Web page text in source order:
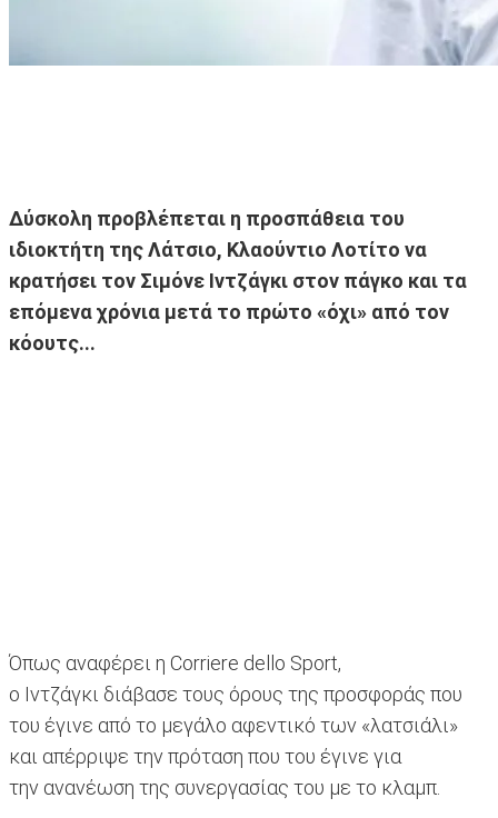
Δύσκολη προβλέπεται η προσπάθεια του
ιδιοκτήτη της Λάτσιο, Κλαούντιο Λοτίτο να
κρατήσει τον Σιμόνε Ιντζάγκι στον πάγκο και τα
επόμενα χρόνια μετά το πρώτο «όχι» από τον
κόουτς...
Όπως αναφέρει η Corriere dello Sport,
ο Ιντζάγκι διάβασε τους όρους της προσφοράς που
του έγινε από το μεγάλο αφεντικό των «λατσιάλι»
και απέρριψε την πρόταση που του έγινε για
την ανανέωση της συνεργασίας του με το κλαμπ.